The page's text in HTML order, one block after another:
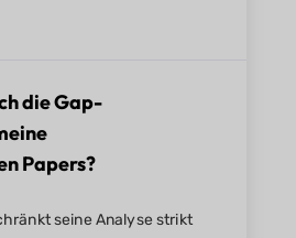
die Gap-
Papers?
seine Analyse strikt